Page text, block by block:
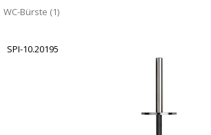
WC-Bürste (1)
SPI-10.20195